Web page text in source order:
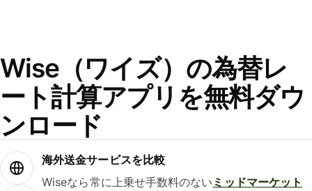
Wise（ワイズ）の為替レ
ート計算アプリを無料ダウ
ンロード
海外送金サービスを比較
Wiseなら常に上乗せ手数料のない ミッドマーケット